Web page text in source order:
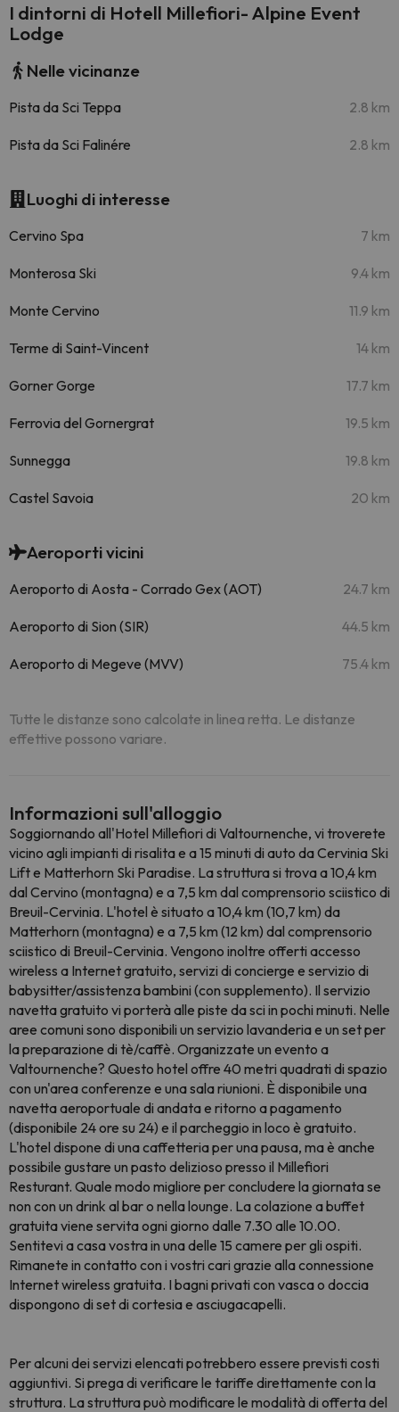
I dintorni di Hotell Millefiori- Alpine Event
Lodge
Nelle vicinanze
Pista da Sci Teppa 2.8 km
Pista da Sci Falinére 2.8 km
Luoghi di interesse
Cervino Spa 7 km
Monterosa Ski 9.4 km
Monte Cervino 11.9 km
Terme di Saint-Vincent 14 km
Gorner Gorge 17.7 km
Ferrovia del Gornergrat 19.5 km
Sunnegga 19.8 km
Castel Savoia 20 km
Aeroporti vicini
Aeroporto di Aosta - Corrado Gex (AOT) 24.7 km
Aeroporto di Sion (SIR) 44.5 km
Aeroporto di Megeve (MVV) 75.4 km
Tutte le distanze sono calcolate in linea retta. Le distanze
effettive possono variare.
Informazioni sull'alloggio
Soggiornando all'Hotel Millefiori di Valtournenche, vi troverete
vicino agli impianti di risalita e a 15 minuti di auto da Cervinia Ski
Lift e Matterhorn Ski Paradise. La struttura si trova a 10,4 km
dal Cervino (montagna) e a 7,5 km dal comprensorio sciistico di
Breuil-Cervinia. L'hotel è situato a 10,4 km (10,7 km) da
Matterhorn (montagna) e a 7,5 km (12 km) dal comprensorio
sciistico di Breuil-Cervinia. Vengono inoltre offerti accesso
wireless a Internet gratuito, servizi di concierge e servizio di
babysitter/assistenza bambini (con supplemento). Il servizio
navetta gratuito vi porterà alle piste da sci in pochi minuti. Nelle
aree comuni sono disponibili un servizio lavanderia e un set per
la preparazione di tè/caffè. Organizzate un evento a
Valtournenche? Questo hotel offre 40 metri quadrati di spazio
con un'area conferenze e una sala riunioni. È disponibile una
navetta aeroportuale di andata e ritorno a pagamento
(disponibile 24 ore su 24) e il parcheggio in loco è gratuito.
L'hotel dispone di una caffetteria per una pausa, ma è anche
possibile gustare un pasto delizioso presso il Millefiori
Resturant. Quale modo migliore per concludere la giornata se
non con un drink al bar o nella lounge. La colazione a buffet
gratuita viene servita ogni giorno dalle 7.30 alle 10.00.
Sentitevi a casa vostra in una delle 15 camere per gli ospiti.
Rimanete in contatto con i vostri cari grazie alla connessione
Internet wireless gratuita. I bagni privati con vasca o doccia
dispongono di set di cortesia e asciugacapelli.
Per alcuni dei servizi elencati potrebbero essere previsti costi
aggiuntivi. Si prega di verificare le tariffe direttamente con la
struttura. La struttura può modificare le modalità di offerta del